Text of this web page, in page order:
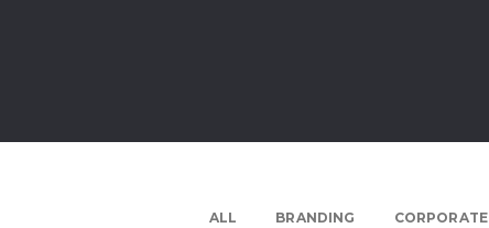
ALL BRANDING CORPORATE